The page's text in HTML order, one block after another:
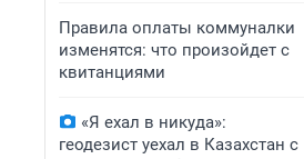
Правила оплаты коммуналки
изменятся: что произойдет с
квитанциями
«Я ехал в никуда»:
геодезист уехал в Казахстан с